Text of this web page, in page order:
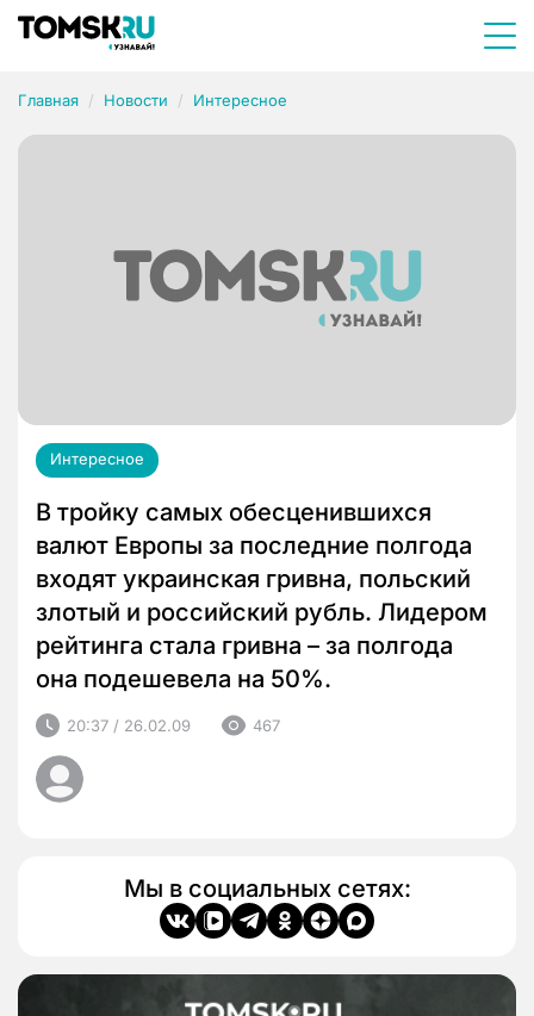
Главная Новости Интересное
Интересное
В тройку самых обесценившихся
валют Европы за последние полгода
входят украинская гривна, польский
злотый и российский рубль. Лидером
рейтинга стала гривна – за полгода
она подешевела на 50%.
20:37 / 26.02.09 467
Мы в социальных сетях: